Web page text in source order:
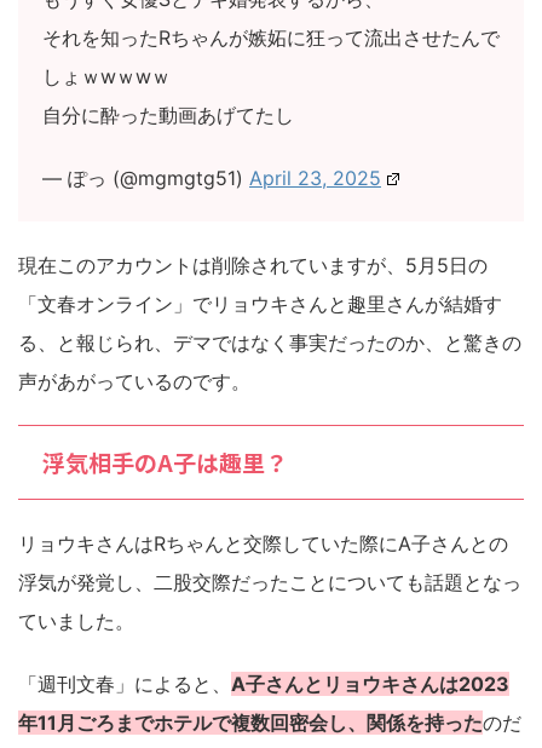
それを知ったRちゃんが嫉妬に狂って流出させたんで
しょｗwｗwｗ
自分に酔った動画あげてたし
— ぽっ (@mgmgtg51) April 23, 2025
現在このアカウントは削除されていますが、5月5日の
「文春オンライン」でリョウキさんと趣里さんが結婚す
る、と報じられ、デマではなく事実だったのか、と驚きの
声があがっているのです。
浮気相手のA子は趣里？
リョウキさんはRちゃんと交際していた際にA子さんとの
浮気が発覚し、二股交際だったことについても話題となっ
ていました。
「週刊文春」によると、 A子さんとリョウキさんは2023
年11月ごろまでホテルで複数回密会し、関係を持ったのだ